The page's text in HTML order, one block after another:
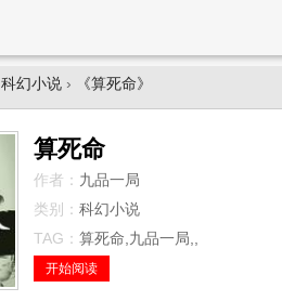
科幻小说 › 《算死命》
算死命
作者： 九品一局
类别： 科幻小说
TAG： 算死命,九品一局,,
开始阅读